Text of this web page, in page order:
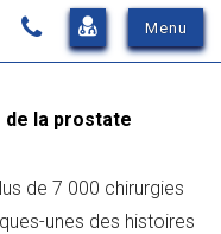
Menu
View
Sidebar
de la prostate
de 7 000 chirurgies
unes des histoires